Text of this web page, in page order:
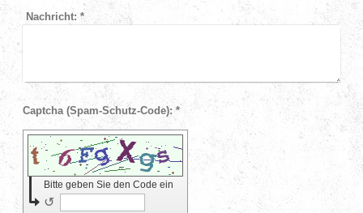
Nachricht: *
Captcha (Spam-Schutz-Code): *
Bitte geben Sie den Code ein
↺